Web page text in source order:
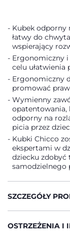
Kubek odporny
łatwy do
wspierający
Ergonomiczny
celu ułatwienia
Ergonomiczny
promować
Wymienny
opatentowania,
odporny na
picia przez
Kubki Chicco
ekspertami w
dziecku zdobyć
samodzielnego
SZCZEGÓŁY
OSTRZEŻENIA I